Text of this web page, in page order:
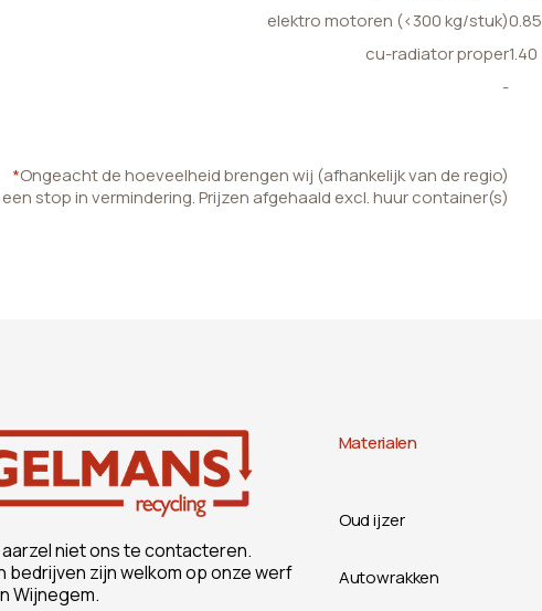
elektro motoren (<300 kg/stuk)0.85
cu-radiator proper1.40
-
*Ongeacht de hoeveelheid brengen wij (afhankelijk van de regio)
een stop in vermindering. Prijzen afgehaald excl. huur container(s)
niet ons te contacteren.
bedrijven zijn welkom op onze werf
Wijnegem.
Materialen
Oud ijzer
Autowrakken